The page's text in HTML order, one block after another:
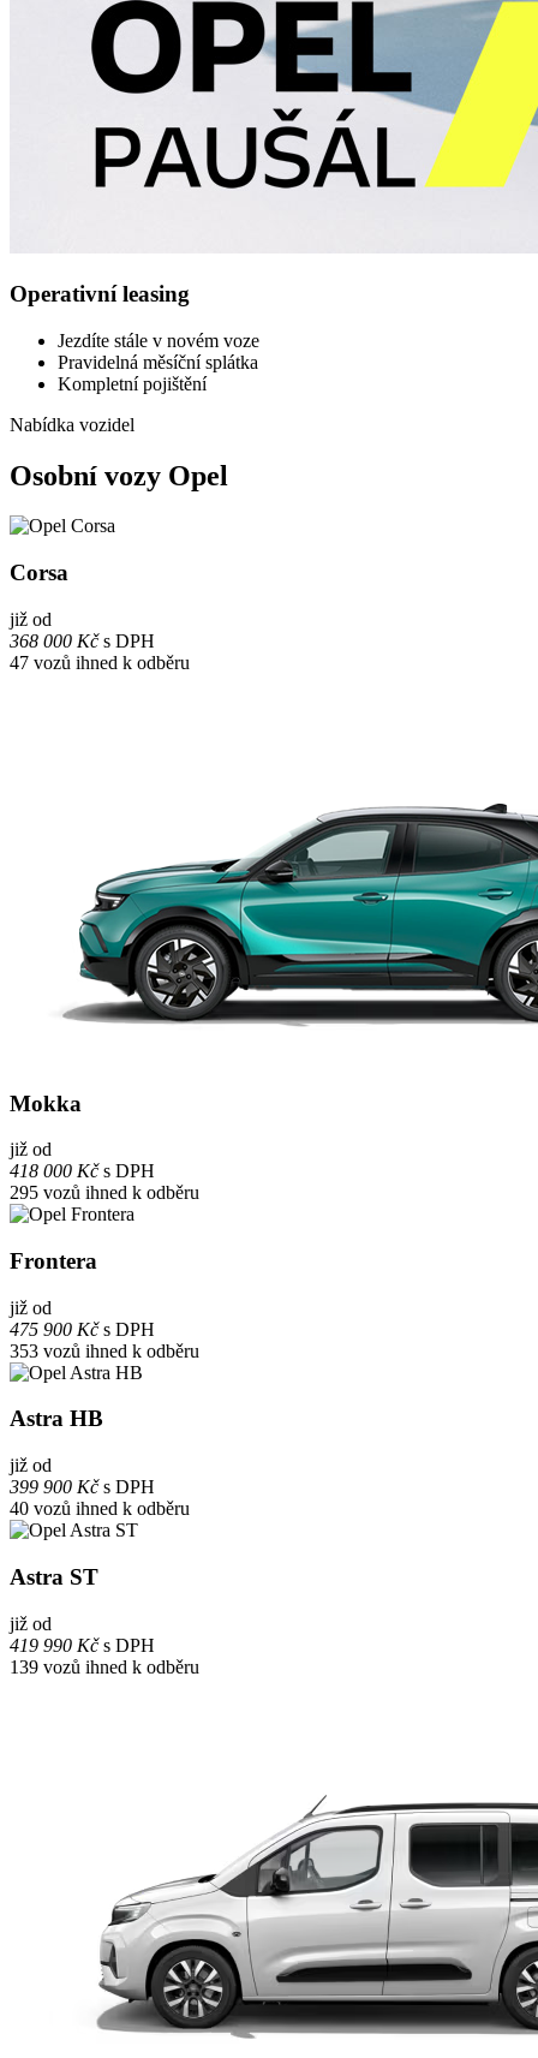
Operativní leasing
Jezdíte stále v novém voze
Pravidelná měsíční splátka
Kompletní pojištění
Nabídka vozidel
Osobní vozy Opel
Corsa
již od
368 000 Kčs DPH
47 vozů ihned k odběru
Mokka
již od
418 000 Kčs DPH
295 vozů ihned k odběru
Frontera
již od
475 900 Kčs DPH
353 vozů ihned k odběru
Astra HB
již od
399 900 Kčs DPH
40 vozů ihned k odběru
Astra ST
již od
419 990 Kčs DPH
139 vozů ihned k odběru